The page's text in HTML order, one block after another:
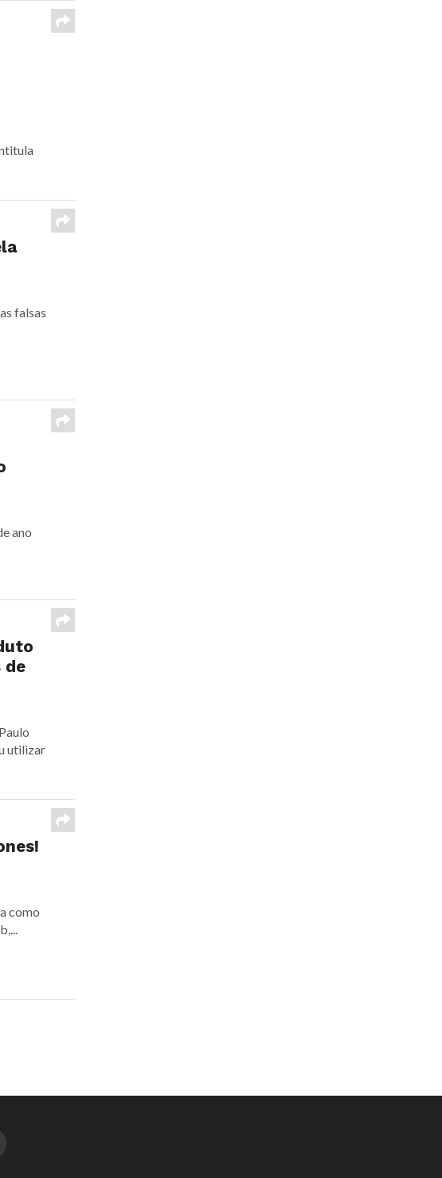
falsas
ano
de
utilizar
como